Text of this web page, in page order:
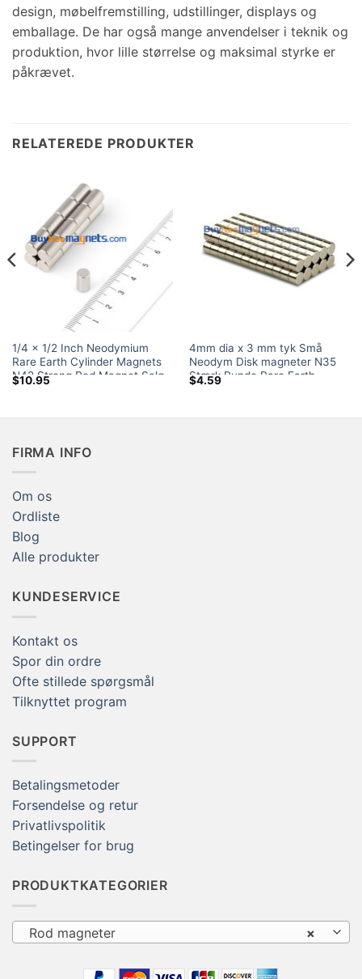
design, møbelfremstilling, udstillinger, displays og
emballage. De har også mange anvendelser i teknik og
produktion, hvor lille størrelse og maksimal styrke er
påkrævet.
RELATEREDE PRODUKTER
1/4 x 1/2 Inch Neodymium
Rare Earth Cylinder Magnets
N42 Strong Rod Magnet Salg
$10.95
4mm dia x 3 mm tyk Små
Neodym Disk magneter N35
Stærk Runde Rare Earth
kraftig magnet salg for
$4.59
FIRMA INFO
Om os
Ordliste
Blog
Alle produkter
KUNDESERVICE
Kontakt os
Spor din ordre
Ofte stillede spørgsmål
Tilknyttet program
SUPPORT
Betalingsmetoder
Forsendelse og retur
Privatlivspolitik
Betingelser for brug
PRODUKTKATEGORIER
×
Rod magneter